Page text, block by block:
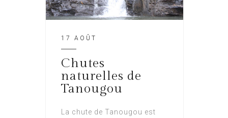
17 AOÛT
Chutes
naturelles de
Tanougou
La chute de Tanougou est